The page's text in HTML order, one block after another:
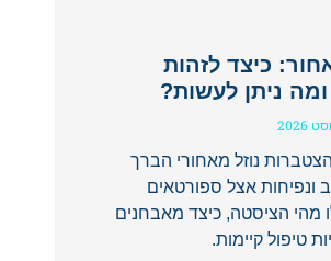
כיצד לזהות
ניתן לעשות?
נוזל מאחורי הברך
ונפיחות אצל ספורטאים
מהי הציסטה, כיצד מאבחנים
טיפול קיימות.